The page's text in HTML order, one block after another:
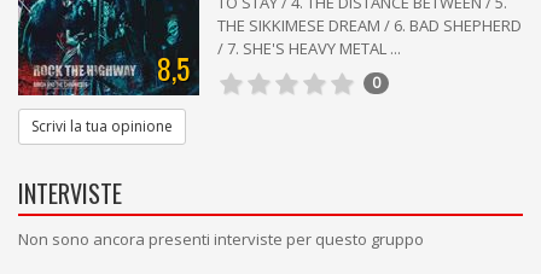
8,5
THE SIKKIMESE DREAM / 6. BAD SHEPHERD
/ 7. SHE'S HEAVY METAL ...
0
Scrivi la tua opinione
INTERVISTE
Non sono ancora presenti interviste per questo gruppo